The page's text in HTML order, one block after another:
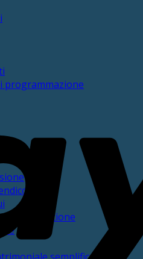
programmazione
Presunto
della gestione